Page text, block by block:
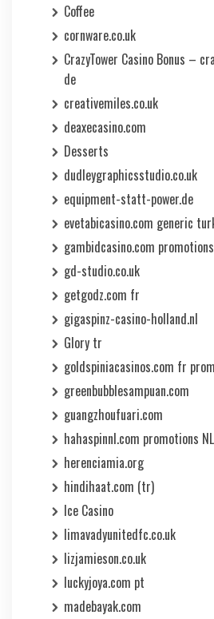
Coffee
cornware.co.uk
CrazyTower Casino Bonus –
de
creativemiles.co.uk
deaxecasino.com
Desserts
dudleygraphicsstudio.co.uk
equipment-statt-power.de
evetabicasino.com generic
gambidcasino.com
gd-studio.co.uk
getgodz.com fr
gigaspinz-casino-holland.nl
Glory tr
goldspiniacasinos.com fr
greenbubblesampuan.com
guangzhoufuari.com
hahaspinnl.com promotions NL
herenciamia.org
hindihaat.com (tr)
Ice Casino
limavadyunitedfc.co.uk
lizjamieson.co.uk
luckyjoya.com pt
madebayak.com